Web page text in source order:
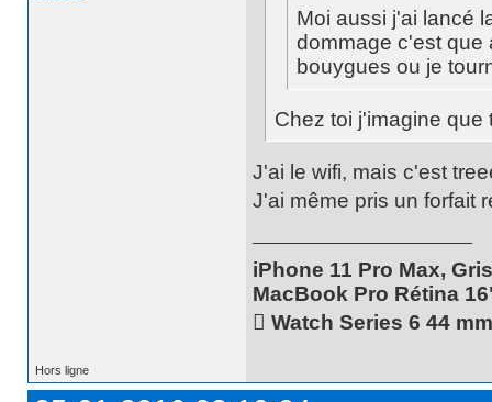
Moi aussi j'ai lancé
dommage c'est que
bouygues ou je
Chez toi j'imagine que
J'ai le wifi, mais c'est
J'ai même pris un forfait
iPhone 11 Pro Max,
MacBook Pro Rétina
 Watch Series 6 44
Hors ligne